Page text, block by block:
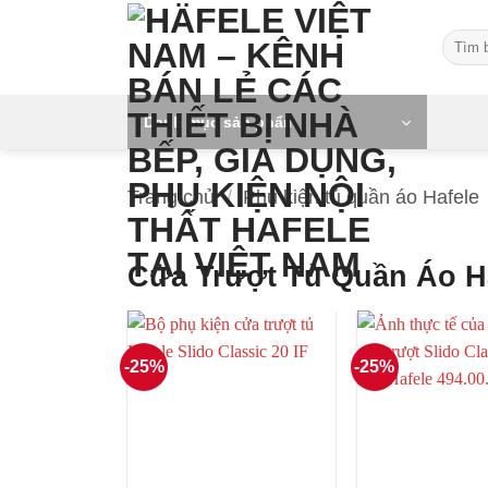
Tìm
kiếm:
Danh mục sản phẩm
Trang chủ / Phụ kiện tủ quần áo Hafele
Cửa Trượt Tủ Quần Áo
-25% -25%